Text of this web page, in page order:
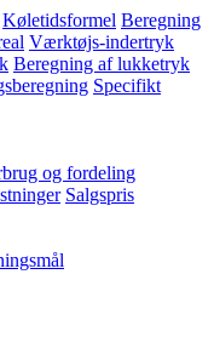
Køletidsformel Beregning
Værktøjs-indertryk
Beregning af lukketryk
Specifikt
og fordeling
Salgspris